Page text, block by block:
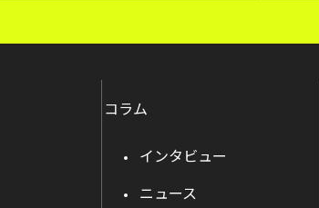
コラム
インタビュー
ニュース